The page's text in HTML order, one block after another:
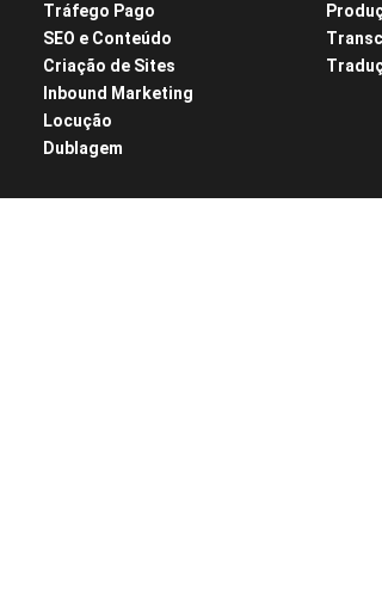
Tráfego Pago
SEO e Conteúdo
Criação de Sites
Inbound Marketing
Locução
Dublagem